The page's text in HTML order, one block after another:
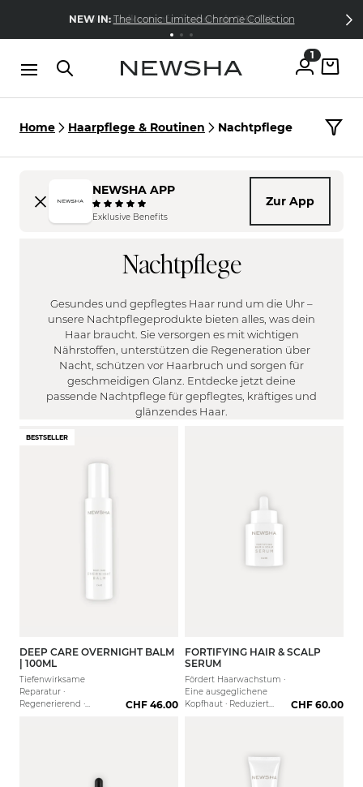
NEW IN: The Iconic Limited Chrome Collection
15% Wilkommens-Rabatt
kostenlos anmelden
Versandkostenfrei schon ab CHF 105
1
Home Haarpflege & Routinen Nachtpflege
HAARTYP
FILTER
HAARPROBLEM
Unbehandelt
Brüchig
Trocken
Frizzy
Strapaziert
KOPFHAUT
FILTER
Empfindlich
Gereizt
Trocken
WIRKUNG
FILTER
Stärkung der Haarstruktur
FILTER
Volumen
Glätte
Ausbalancierte Kopfhaut
Nein
NEWSHA APP
Exklusive Benefits
Zur App
Nachtpflege
Gesundes und gepflegtes Haar rund um die Uhr –
unsere Nachtpflegeprodukte bieten alles, was dein
Haar braucht. Sie versorgen es mit wichtigen
Nährstoffen, unterstützen die Regeneration über
Nacht, schützen vor Haarbruch und sorgen für
geschmeidigen Glanz. Entdecke jetzt deine
passende Nachtpflege für gepflegtes, kräftiges und
glänzendes Haar.
BESTSELLER
DEEP CARE OVERNIGHT BALM
| 100ML
Tiefenwirksame
Reparatur ·
Regenerierend ·
CHF 46.00
30 ml
FORTIFYING HAIR & SCALP
SERUM
Fördert Haarwachstum ·
Eine ausgeglichene
Kopfhaut · Reduziert
CHF 60.00